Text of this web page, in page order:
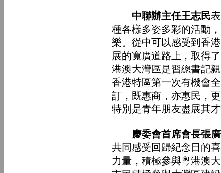
中聯辦主任王志民
種各樣多姿多彩的活動
樂。從中可以感受到香
展的寬廣道路上，取得
港澳大灣區是習總書記
香港特區第一次有機會
訂，既惠商，亦惠民，
特別是青年朋友盡展其
慶委會首席會長張
共同感受回歸紀念日的
力量，積極參與粵港澳